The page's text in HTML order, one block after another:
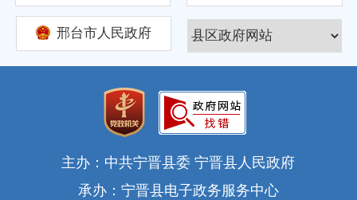
邢台市人民政府
主办：中共宁晋县委 宁晋县人民政府
承办：宁晋县电子政务服务中心